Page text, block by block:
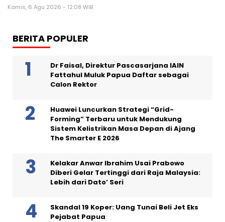
Kamis, 6 Agu 2026 - 12:08 WIB
BERITA POPULER
Dr Faisal, Direktur Pascasarjana IAIN
Fattahul Muluk Papua Daftar sebagai
Calon Rektor
Huawei Luncurkan Strategi “Grid-
Forming” Terbaru untuk Mendukung
Sistem Kelistrikan Masa Depan di Ajang
The Smarter E 2026
Kelakar Anwar Ibrahim Usai Prabowo
Diberi Gelar Tertinggi dari Raja Malaysia:
Lebih dari Dato’ Seri
Skandal 19 Koper: Uang Tunai Beli Jet Eks
Pejabat Papua